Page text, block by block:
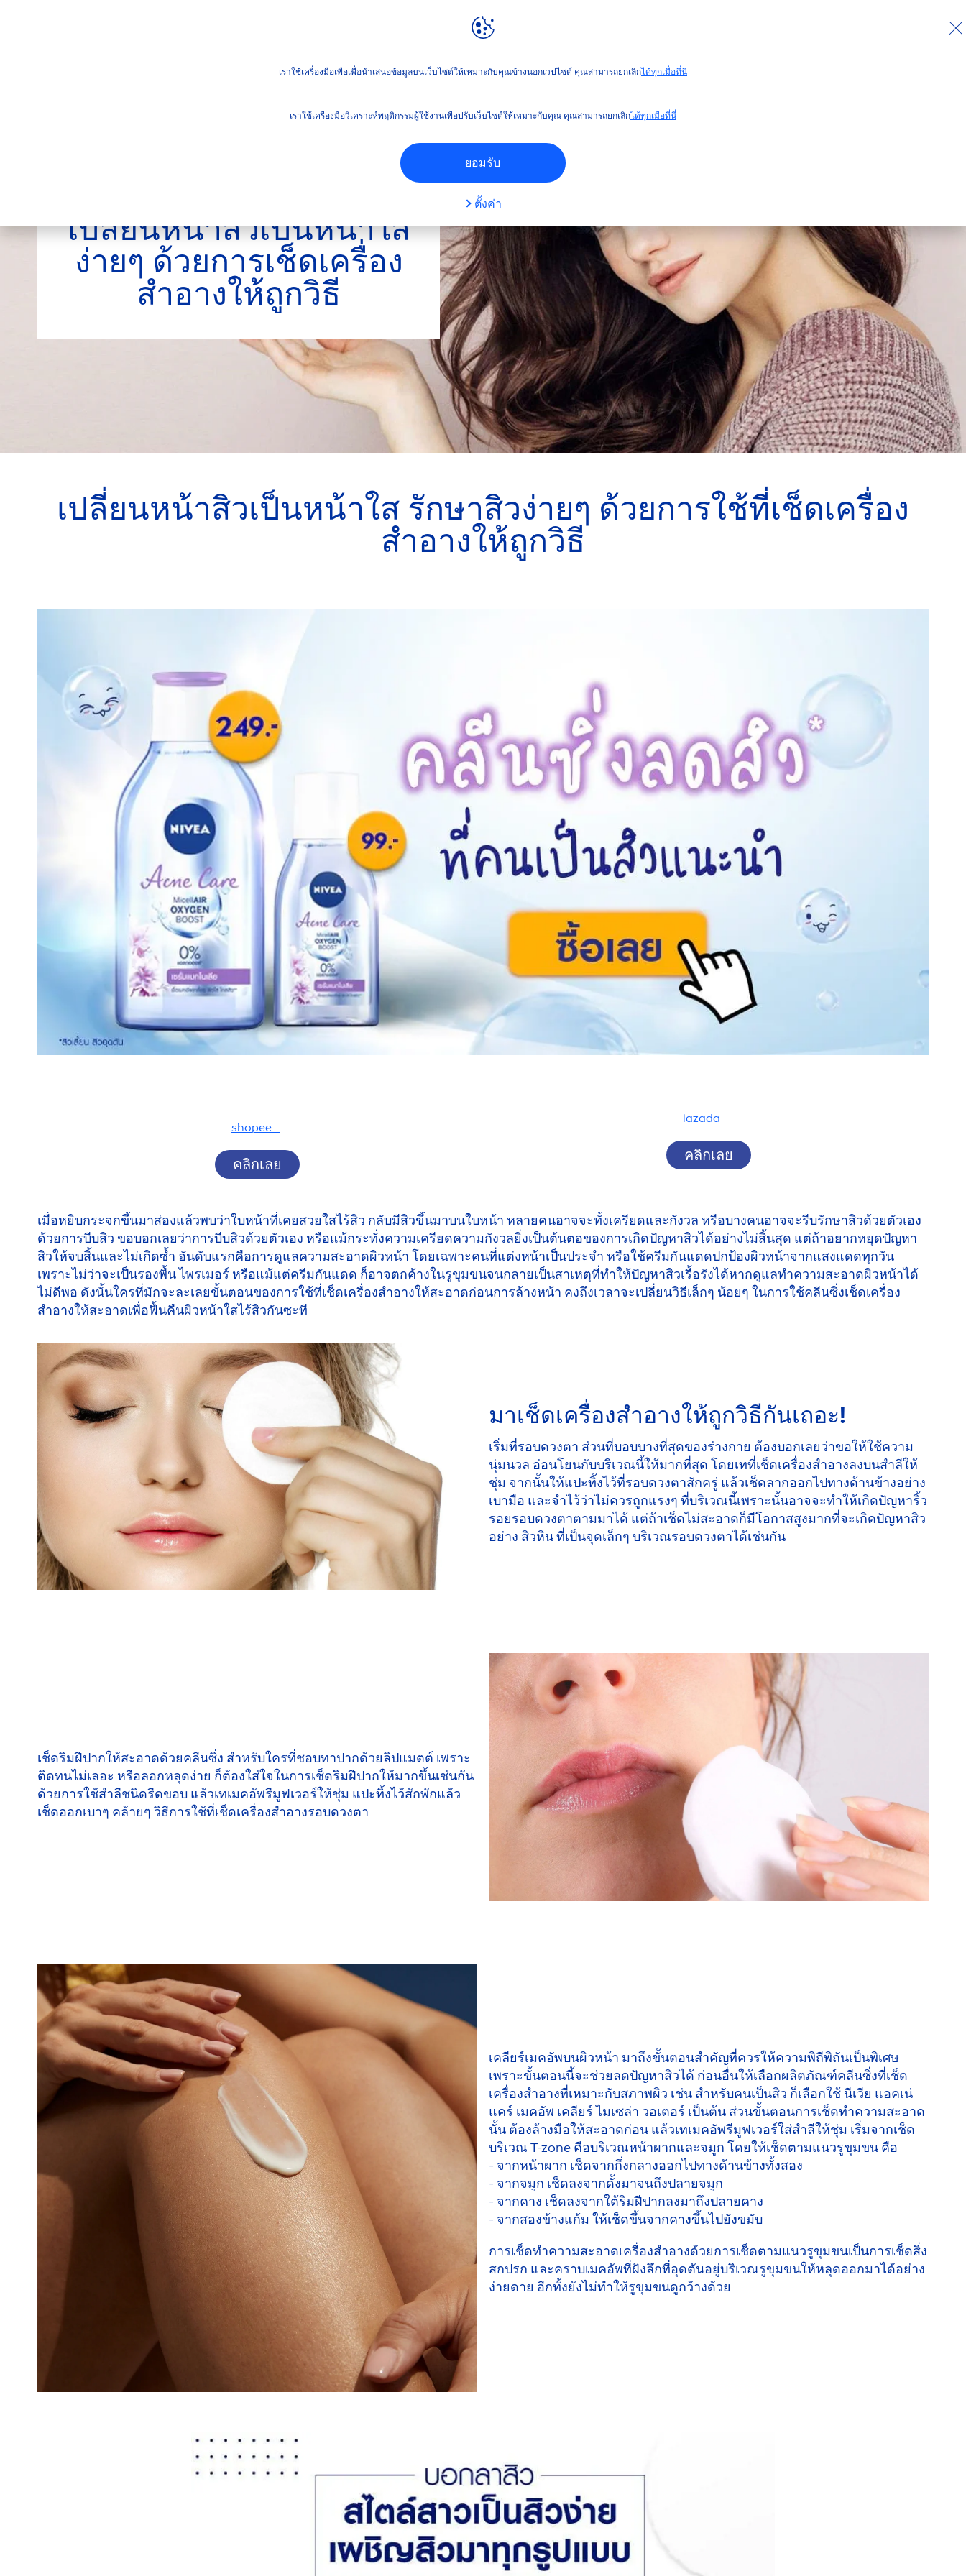
เราใช้เครื่องมือเพื่อเพื่อนำเสนอข้อมูลบนเว็บไซต์ให้เหมาะกับคุณข้างนอกเวปไซต์ คุณสามารถยกเลิกได้ทุกเมื่อที่นี่
เราใช้เครื่องมือวิเคราะห์พฤติกรรมผู้ใช้งานเพื่อปรับเว็บไซต์ให้เหมาะกับคุณ คุณสามารถยกเลิกได้ทุกเมื่อที่นี่
ยอมรับ
ตั้งค่า
เปลี่ยนหน้าสิวเป็นหน้าใส รักษาสิวง่ายๆ ด้วยการเช็ดเครื่องสำอางให้ถูกวิธี
เปลี่ยนหน้าสิวเป็นหน้าใส
ง่ายๆ ด้วยการเช็ดเครื่อง
สำอางให้ถูกวิธี
เปลี่ยนหน้าสิวเป็นหน้าใส รักษาสิวง่ายๆ ด้วยการใช้ที่เช็ดเครื่อง
สำอางให้ถูกวิธี
shopee
คลิกเลย
lazada
คลิกเลย
เมื่อหยิบกระจกขึ้นมาส่องแล้วพบว่าใบหน้าที่เคยสวยใสไร้สิว กลับมีสิวขึ้นมาบนใบหน้า หลายคนอาจจะทั้งเครียดและกังวล หรือบางคนอาจจะรีบรักษาสิวด้วยตัวเอง
ด้วยการบีบสิว ขอบอกเลยว่าการบีบสิวด้วยตัวเอง หรือแม้กระทั่งความเครียดความกังวลยิ่งเป็นต้นตอของการเกิดปัญหาสิวได้อย่างไม่สิ้นสุด แต่ถ้าอยากหยุดปัญหา
สิวให้จบสิ้นและไม่เกิดซ้ำ อันดับแรกคือการดูแลความสะอาดผิวหน้า โดยเฉพาะคนที่แต่งหน้าเป็นประจำ หรือใช้ครีมกันแดดปกป้องผิวหน้าจากแสงแดดทุกวัน
เพราะไม่ว่าจะเป็นรองพื้น ไพรเมอร์ หรือแม้แต่ครีมกันแดด ก็อาจตกค้างในรูขุมขนจนกลายเป็นสาเหตุที่ทำให้ปัญหาสิวเรื้อรังได้หากดูแลทำความสะอาดผิวหน้าได้
ไม่ดีพอ ดังนั้นใครที่มักจะละเลยขั้นตอนของการใช้ที่เช็ดเครื่องสำอางให้สะอาดก่อนการล้างหน้า คงถึงเวลาจะเปลี่ยนวิธีเล็กๆ น้อยๆ ในการใช้คลีนซิ่งเช็ดเครื่อง
สำอางให้สะอาดเพื่อฟื้นคืนผิวหน้าใสไร้สิวกันซะที
มาเช็ดเครื่องสำอางให้ถูกวิธีกันเถอะ!
เริ่มที่รอบดวงตา ส่วนที่บอบบางที่สุดของร่างกาย ต้องบอกเลยว่าขอให้ใช้ความ
นุ่มนวล อ่อนโยนกับบริเวณนี้ให้มากที่สุด โดยเทที่เช็ดเครื่องสำอางลงบนสำลีให้
ชุ่ม จากนั้นให้แปะทิ้งไว้ที่รอบดวงตาสักครู่ แล้วเช็ดลากออกไปทางด้านข้างอย่าง
เบามือ และจำไว้ว่าไม่ควรถูกแรงๆ ที่บริเวณนี้เพราะนั้นอาจจะทำให้เกิดปัญหาริ้ว
รอยรอบดวงตาตามมาได้ แต่ถ้าเช็ดไม่สะอาดก็มีโอกาสสูงมากที่จะเกิดปัญหาสิว
อย่าง สิวหิน ที่เป็นจุดเล็กๆ บริเวณรอบดวงตาได้เช่นกัน
เช็ดริมฝีปากให้สะอาดด้วยคลีนซิ่ง สำหรับใครที่ชอบทาปากด้วยลิปแมตต์ เพราะ
ติดทนไม่เลอะ หรือลอกหลุดง่าย ก็ต้องใส่ใจในการเช็ดริมฝีปากให้มากขึ้นเช่นกัน
ด้วยการใช้สำลีชนิดรีดขอบ แล้วเทเมคอัพรีมูฟเวอร์ให้ชุ่ม แปะทิ้งไว้สักพักแล้ว
เช็ดออกเบาๆ คล้ายๆ วิธีการใช้ที่เช็ดเครื่องสำอางรอบดวงตา
เคลียร์เมคอัพบนผิวหน้า มาถึงขั้นตอนสำคัญที่ควรให้ความพิถีพิถันเป็นพิเศษ
เพราะขั้นตอนนี้จะช่วยลดปัญหาสิวได้ ก่อนอื่นให้เลือกผลิตภัณฑ์คลีนซิ่งที่เช็ด
เครื่องสำอางที่เหมาะกับสภาพผิว เช่น สำหรับคนเป็นสิว ก็เลือกใช้ นีเวีย แอคเน่
แคร์ เมคอัพ เคลียร์ ไมเซล่า วอเตอร์ เป็นต้น ส่วนขั้นตอนการเช็ดทำความสะอาด
นั้น ต้องล้างมือให้สะอาดก่อน แล้วเทเมคอัพรีมูฟเวอร์ใส่สำลีให้ชุ่ม เริ่มจากเช็ด
บริเวณ T-zone คือบริเวณหน้าผากและจมูก โดยให้เช็ดตามแนวรูขุมขน คือ
- จากหน้าผาก เช็ดจากกึ่งกลางออกไปทางด้านข้างทั้งสอง
- จากจมูก เช็ดลงจากดั้งมาจนถึงปลายจมูก
- จากคาง เช็ดลงจากใต้ริมฝีปากลงมาถึงปลายคาง
- จากสองข้างแก้ม ให้เช็ดขึ้นจากคางขึ้นไปยังขมับ
การเช็ดทำความสะอาดเครื่องสำอางด้วยการเช็ดตามแนวรูขุมขนเป็นการเช็ดสิ่ง
สกปรก และคราบเมคอัพที่ฝังลึกที่อุดตันอยู่บริเวณรูขุมขนให้หลุดออกมาได้อย่าง
ง่ายดาย อีกทั้งยังไม่ทำให้รูขุมขนดูกว้างด้วย